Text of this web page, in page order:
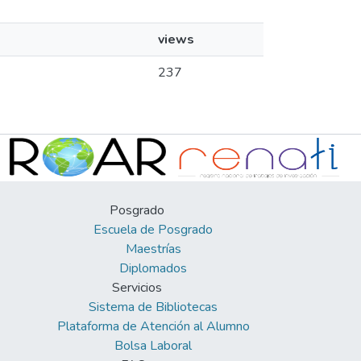
views
237
Posgrado
Escuela de Posgrado
Maestrías
Diplomados
Servicios
Sistema de Bibliotecas
Plataforma de Atención al Alumno
Bolsa Laboral